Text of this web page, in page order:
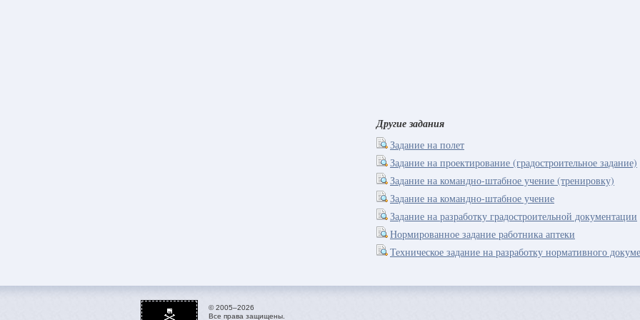
Другие задания
Задание на полет
Задание на проектирование (градостроительное задание)
Задание на командно-штабное учение (тренировку)
Задание на командно-штабное учение
Задание на разработку градостроительной документации
Нормированное задание работника аптеки
Техническое задание на разработку нормативного
© 2005–2026
Все права защищены.